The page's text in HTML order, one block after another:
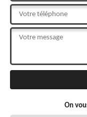
On